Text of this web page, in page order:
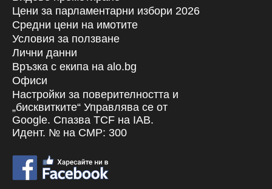
Цени за парламентарни избори 2026
Средни цени на имотите
Условия за ползване
Лични данни
Връзка с екипa на alo.bg
Офиси
Настройки за поверителността и
„бисквитките“ Управлява се от
Google. Спазва TCF на IAB.
Идент. № на CMP: 300